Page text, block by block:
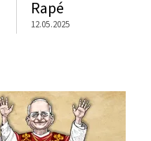
Rapé
12.05.2025